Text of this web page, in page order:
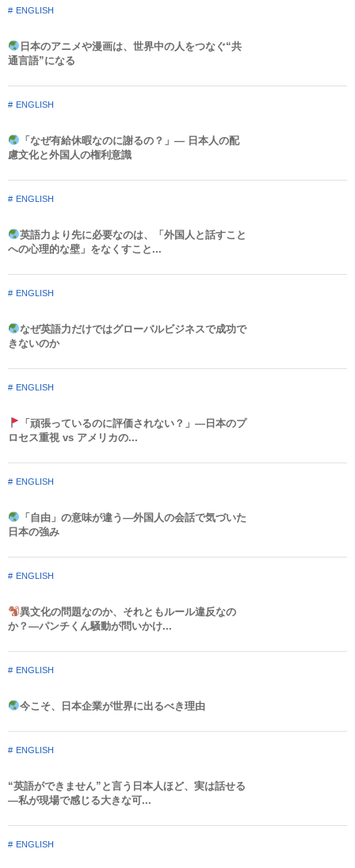
ENGLISH
日本のアニメや漫画は、世界中の人をつなぐ“共
通言語”になる
ENGLISH
「なぜ有給休暇なのに謝るの？」― 日本人の配
慮文化と外国人の権利意識​
ENGLISH
英語力より先に必要なのは、「外国人と話すこと
への心理的な壁」をなくすこと...
ENGLISH
なぜ英語力だけではグローバルビジネスで成功で
きないのか
ENGLISH
「頑張っているのに評価されない？」—日本のプ
ロセス重視 vs アメリカの...
ENGLISH
「自由」の意味が違う—外国人の会話で気づいた
日本の強み
ENGLISH
異文化の問題なのか、それともルール違反なの
か？—パンチくん騒動が問いかけ...
ENGLISH
今こそ、日本企業が世界に出るべき理由
ENGLISH
“英語ができません”と言う日本人ほど、実は話せる
—私が現場で感じる大きな可...
ENGLISH